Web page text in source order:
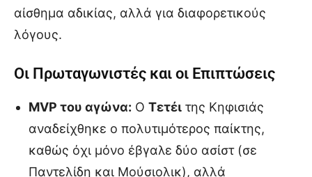
αίσθημα αδικίας, αλλά για διαφορετικούς
λόγους.
Οι Πρωταγωνιστές και οι Επιπτώσεις
MVP του αγώνα: Ο Τετέι της Κηφισιάς
αναδείχθηκε ο πολυτιμότερος παίκτης,
καθώς όχι μόνο έβγαλε δύο ασίστ (σε
Παντελίδη και Μούσιολικ), αλλά